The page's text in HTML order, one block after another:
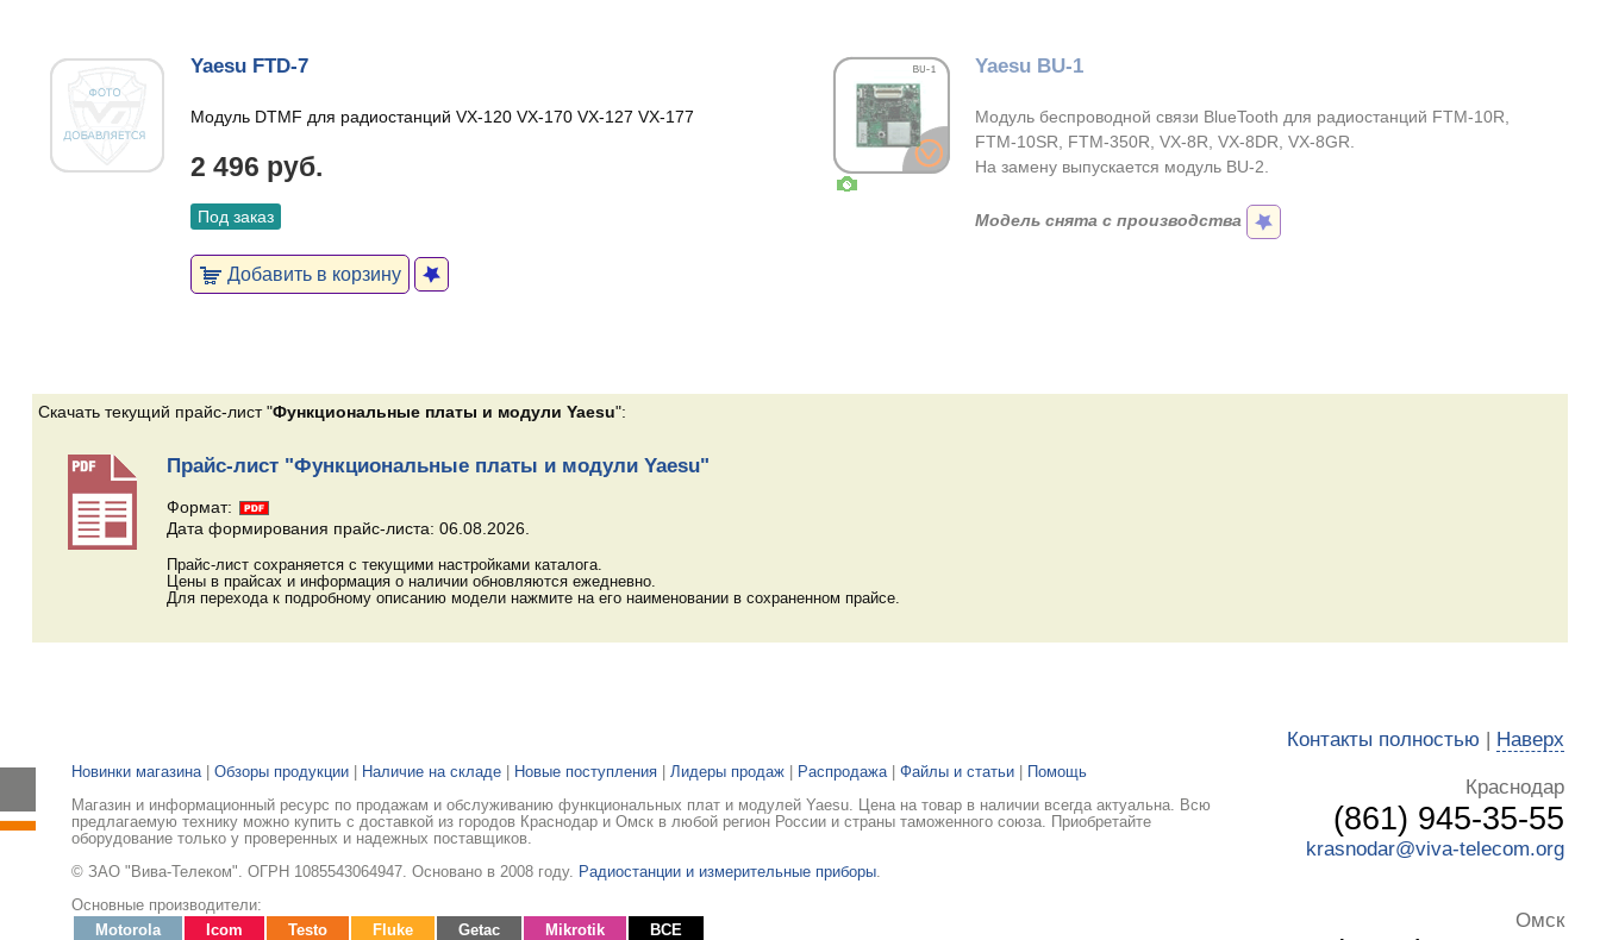
Yaesu FTD-7
Модуль DTMF для радиостанций VX-120 VX-170 VX-127 VX-177
2 496 руб.
Под заказ
Добавить в корзину
Yaesu BU-1
Модуль беспроводной связи BlueTooth для радиостанций FTM-10R,
FTM-10SR, FTM-350R, VX-8R, VX-8DR, VX-8GR.
На замену выпускается модуль BU-2.
Модель снята с производства
Скачать текущий прайс-лист "Функциональные платы и модули Yaesu":
Прайс-лист "Функциональные платы и модули Yaesu"
Формат:
Дата формирования прайс-листа: 06.08.2026.
Прайс-лист сохраняется с текущими настройками каталога.
Цены в прайсах и информация о наличии обновляются ежедневно.
Для перехода к подробному описанию модели нажмите на его наименовании в сохраненном прайсе.
Новинки магазина| Обзоры продукции Наличие на складе Новые поступления Лидеры продаж Распродажа| Файлы и статьи
Помощь
Магазин и информационный ресурс по продажам и обслуживанию функциональных плат и модулей Yaesu. Цена на товар в наличии всегда актуальна. Всю
предлагаемую технику можно купить с доставкой из городов Краснодар и Омск в любой регион России и страны таможенного союза. Приобретайте
оборудование только у проверенных и надежных поставщиков.
© ЗАО "Вива-Телеком". ОГРН 1085543064947. Основано в 2008 году. Радиостанции и измерительные приборы.
Основные производители:
Motorola
Icom Testo Fluke Getac Mikrotik ВСЕ
Контакты полностью | Наверх
Краснодар
(861) 945-35-55
krasnodar@viva-telecom.org
Омск